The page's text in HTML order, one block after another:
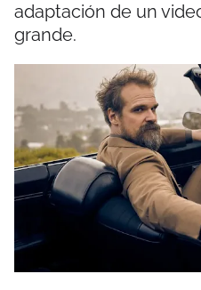
adaptación de un
grande.